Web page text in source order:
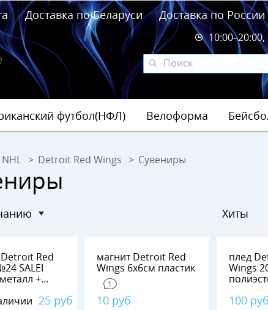
Доставка по Беларуси Доставка по России
футбол(НФЛ) Велоформа
NHL Detroit Red Wings Сувениры
Хиты
Red
SALEI
25 руб
магнит Detroit Red
Wings 6х6см пластик
1
10 руб
плед
Wings 200см х 150см
100 руб